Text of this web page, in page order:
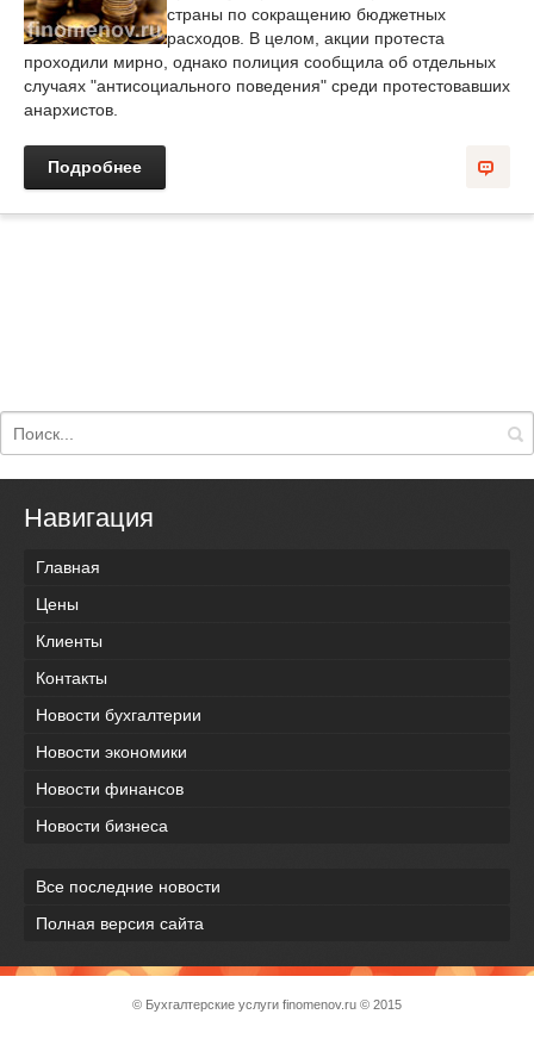
страны по сокращению бюджетных
расходов. В целом, акции протеста
проходили мирно, однако полиция сообщила об отдельных
случаях "антисоциального поведения" среди протестовавших
анархистов.
Подробнее
Навигация
Главная
Цены
Клиенты
Контакты
Новости бухгалтерии
Новости экономики
Новости финансов
Новости бизнеса
Все последние новости
Полная версия сайта
© Бухгалтерские услуги finomenov.ru © 2015